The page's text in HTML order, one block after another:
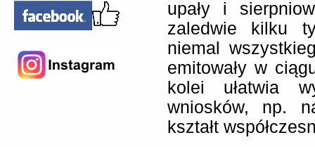
upały i
zaledwie kilku
niemal
emitowały w
kolei ułatwia
wniosków, np.
kształt